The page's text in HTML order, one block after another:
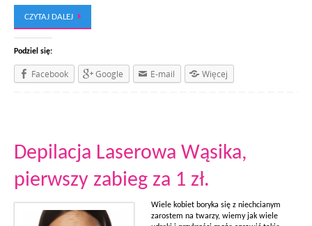
CZYTAJ DALEJ
Podziel się:
Facebook Google E-mail Więcej
Depilacja Laserowa Wąsika,
pierwszy zabieg za 1 zł.
Wiele kobiet boryka się z niechcianym
zarostem na twarzy, wiemy jak wiele